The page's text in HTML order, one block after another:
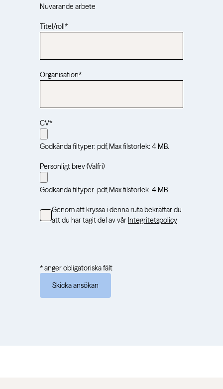
Nuvarande arbete
Titel/roll*
Organisation*
CV*
Godkända filtyper: pdf, Max filstorlek: 4 MB.
Personligt brev (Valfri)
Godkända filtyper: pdf, Max filstorlek: 4 MB.
ConsentGenom att kryssa i denna ruta bekräftar du
att du har tagit del av vår Integritetspolicy
* anger obligatoriska fält
Skicka ansökan